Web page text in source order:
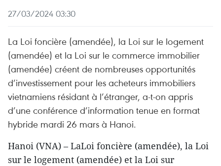
27/03/2024 03:30
La Loi foncière (amendée), la Loi sur le logement
(amendée) et la Loi sur le commerce immobilier
(amendée) créent de nombreuses opportunités
d’investissement pour les acheteurs immobiliers
vietnamiens résidant à l’étranger, a-t-on appris
d’une conférence d’information tenue en format
hybride mardi 26 mars à Hanoi.
Hanoi (VNA) – LaLoi foncière (amendée), la Loi
sur le logement (amendée) et la Loi sur